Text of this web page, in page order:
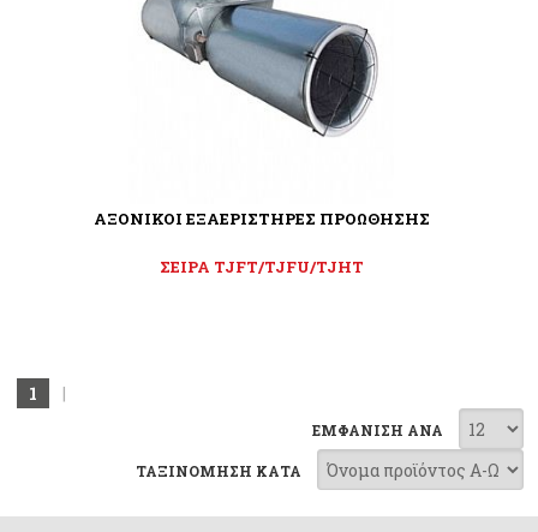
ΑΞΟΝΙΚΟΙ ΕΞΑΕΡΙΣΤΗΡΕΣ ΠΡΟΩΘΗΣΗΣ
ΣΕΙΡΑ TJFT/TJFU/TJHT
1 |
ΕΜΦΑΝΙΣΗ ΑΝΑ
ΤΑΞΙΝΟΜΗΣΗ ΚΑΤΑ